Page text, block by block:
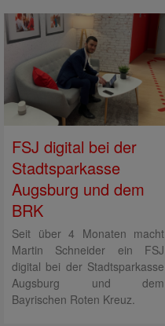
FSJ digital bei der
Stadtsparkasse
Augsburg und dem
BRK
Seit über 4 Monaten macht
Martin Schneider ein FSJ
digital bei der Stadtsparkasse
Augsburg und dem
Bayrischen Roten Kreuz.